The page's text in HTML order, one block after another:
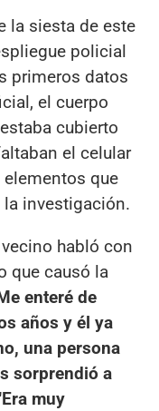
la siesta de este
policial
primeros datos
el cuerpo
cubierto
el celular
que
la investigación.
habló con
que causó la
enteré de
años y él ya
una persona
sorprendió a
muy